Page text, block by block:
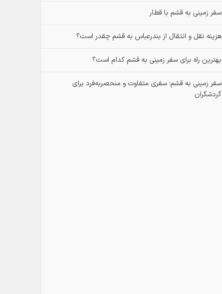
سفر زمینی به قشم با قطار
هزینه نقل و انتقال از بندرعباس به قشم چقدر است؟
بهترین راه برای سفر زمینی به قشم کدام است؟
سفر زمینی به قشم؛ سفری متفاوت و منحصربه‌فرد برای
گردشگران